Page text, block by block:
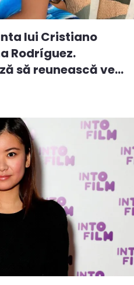
lui Cristiano
Rodríguez.
să reunească ve...